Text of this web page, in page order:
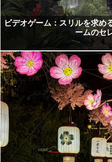
ビデオゲーム：スリルを求め
ームのセ